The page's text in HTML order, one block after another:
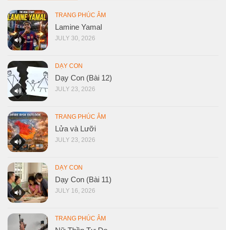
TRANG PHÚC ÂM
Lamine Yamal
JULY 30, 2026
DẠY CON
Dạy Con (Bài 12)
JULY 23, 2026
TRANG PHÚC ÂM
Lửa và Lưỡi
JULY 23, 2026
DẠY CON
Dạy Con (Bài 11)
JULY 16, 2026
TRANG PHÚC ÂM